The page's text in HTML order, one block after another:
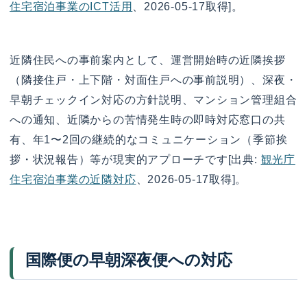
住宅宿泊事業のICT活用
、2026-05-17取得]。
近隣住民への事前案内として、運営開始時の近隣挨拶
（隣接住戸・上下階・対面住戸への事前説明）、深夜・
早朝チェックイン対応の方針説明、マンション管理組合
への通知、近隣からの苦情発生時の即時対応窓口の共
有、年1〜2回の継続的なコミュニケーション（季節挨
拶・状況報告）等が現実的アプローチです[出典: 観光庁
住宅宿泊事業の近隣対応 、2026-05-17取得]。
国際便の早朝深夜便への対応